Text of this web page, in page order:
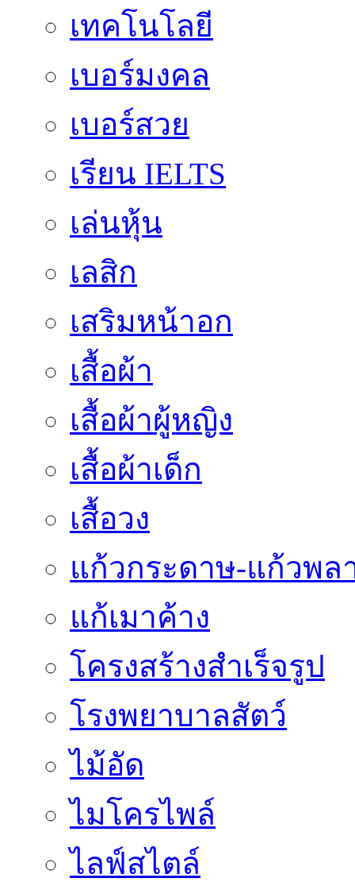
เทคโนโลยี
เบอร์มงคล
เบอร์สวย
เรียน IELTS
เล่นหุ้น
เลสิก
เสริมหน้าอก
เสื้อผ้า
เสื้อผ้าผู้หญิง
เสื้อผ้าเด็ก
เสื้อวง
แก้วกระดาษ-แก้วพล
แก้เมาค้าง
โครงสร้างสำเร็จรูป
โรงพยาบาลสัตว์
ไม้อัด
ไมโครไพล์
ไลฟ์สไตล์